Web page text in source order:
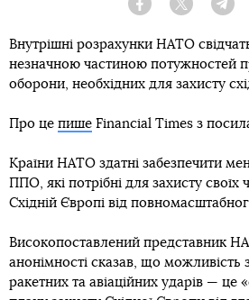
Facebook Twitter
Внутрішні розрахунки НАТО
незначною частиною потужностей
оборони, необхідних для захисту
Про це пише Financial Times з
Країни НАТО здатні забезпечити
ППО, які потрібні для захисту своїх
Східній Європі від
Високопоставлений представник
анонімності сказав, що можливість
ракетних та авіаційних ударів — це